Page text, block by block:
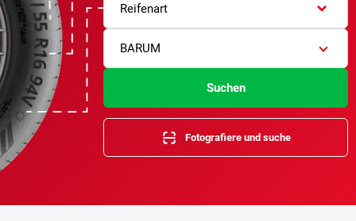
Reifenart
BARUM
Suchen
Fotografiere und suche